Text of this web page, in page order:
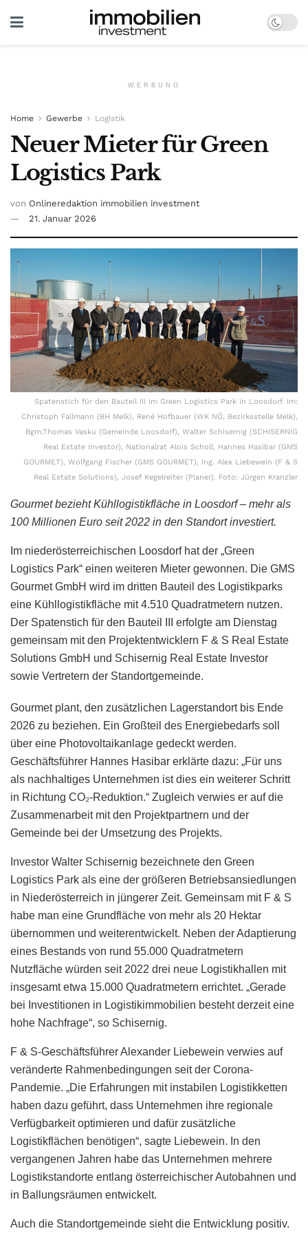
WERBUNG
Home Gewerbe Logistik
Neuer Mieter für Green
Logistics Park
von Onlineredaktion immobilien investment
21. Januar 2026
Spatenstich für den Bauteil III im Green Logistics Park in Loosdorf. Im:
Christoph Fallmann (BH Melk), René Hofbauer (WK NÖ, Bezirksstelle Melk),
Bgm.Thomas Vasku (Gemeinde Loosdorf), Walter Schisernig (SCHISERNIG
Real Estate Investor), Nationalrat Alois Scholl, Hannes Hasibar (GMS
GOURMET), Wolfgang Fischer (GMS GOURMET), Ing. Alex Liebewein (F & S
Real Estate Solutions), Josef Kegelreiter (Planer). Foto: Jürgen Kranzler
Gourmet bezieht Kühllogistikfläche in Loosdorf – mehr als
100 Millionen Euro seit 2022 in den Standort investiert.
Im niederösterreichischen Loosdorf hat der „Green
Logistics Park“ einen weiteren Mieter gewonnen. Die GMS
Gourmet GmbH wird im dritten Bauteil des Logistikparks
eine Kühllogistikfläche mit 4.510 Quadratmetern nutzen.
Der Spatenstich für den Bauteil III erfolgte am Dienstag
gemeinsam mit den Projektentwicklern F & S Real Estate
Solutions GmbH und Schisernig Real Estate Investor
sowie Vertretern der Standortgemeinde.
Gourmet plant, den zusätzlichen Lagerstandort bis Ende
2026 zu beziehen. Ein Großteil des Energiebedarfs soll
über eine Photovoltaikanlage gedeckt werden.
Geschäftsführer Hannes Hasibar erklärte dazu: „Für uns
als nachhaltiges Unternehmen ist dies ein weiterer Schritt
in Richtung CO₂-Reduktion.“ Zugleich verwies er auf die
Zusammenarbeit mit den Projektpartnern und der
Gemeinde bei der Umsetzung des Projekts.
Investor Walter Schisernig bezeichnete den Green
Logistics Park als eine der größeren Betriebsansiedlungen
in Niederösterreich in jüngerer Zeit. Gemeinsam mit F & S
habe man eine Grundfläche von mehr als 20 Hektar
übernommen und weiterentwickelt. Neben der Adaptierung
eines Bestands von rund 55.000 Quadratmetern
Nutzfläche würden seit 2022 drei neue Logistikhallen mit
insgesamt etwa 15.000 Quadratmetern errichtet. „Gerade
bei Investitionen in Logistikimmobilien besteht derzeit eine
hohe Nachfrage“, so Schisernig.
F & S-Geschäftsführer Alexander Liebewein verwies auf
veränderte Rahmenbedingungen seit der Corona-
Pandemie. „Die Erfahrungen mit instabilen Logistikketten
haben dazu geführt, dass Unternehmen ihre regionale
Verfügbarkeit optimieren und dafür zusätzliche
Logistikflächen benötigen“, sagte Liebewein. In den
vergangenen Jahren habe das Unternehmen mehrere
Logistikstandorte entlang österreichischer Autobahnen und
in Ballungsräumen entwickelt.
Auch die Standortgemeinde sieht die Entwicklung positiv.